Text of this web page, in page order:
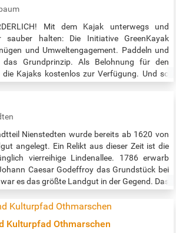
Mit dem Kajak unterwegs und
sauber halten: Die Initiative GreenKayak
und Umweltengagement. Paddeln und
Grundprinzip. Als Belohnung für den
Kajaks kostenlos zur Verfügung. Und so
werden. An Bord sind neben zwei
Eimer und zwei Müllgreifern…
Nienstedten wurde bereits ab 1620 von
angelegt. Ein Relikt aus dieser Zeit ist die
vierreihige Lindenallee. 1786 erwarb
Caesar Godeffroy das Grundstück bei
es das größte Landgut in der Gegend. Das
Godeffroy seinerzeit vom später…
Kulturpfad Othmarschen